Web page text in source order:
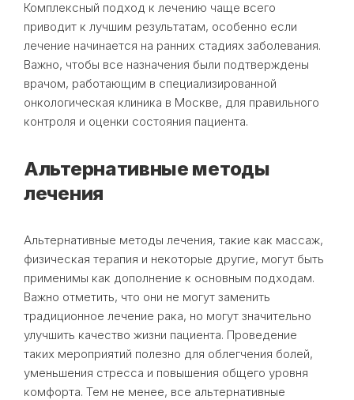
Комплексный подход к лечению чаще всего
приводит к лучшим результатам, особенно если
лечение начинается на ранних стадиях заболевания.
Важно, чтобы все назначения были подтверждены
врачом, работающим в специализированной
онкологическая клиника в Москве, для правильного
контроля и оценки состояния пациента.
Альтернативные методы
лечения
Альтернативные методы лечения, такие как массаж,
физическая терапия и некоторые другие, могут быть
применимы как дополнение к основным подходам.
Важно отметить, что они не могут заменить
традиционное лечение рака, но могут значительно
улучшить качество жизни пациента. Проведение
таких мероприятий полезно для облегчения болей,
уменьшения стресса и повышения общего уровня
комфорта. Тем не менее, все альтернативные